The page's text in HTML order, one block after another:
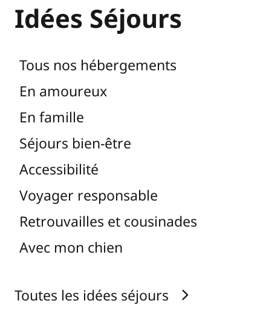
Idées Séjours
Tous nos hébergements
En amoureux
En famille
Séjours bien-être
Accessibilité
Voyager responsable
Retrouvailles et cousinades
Avec mon chien
Toutes les idées séjours